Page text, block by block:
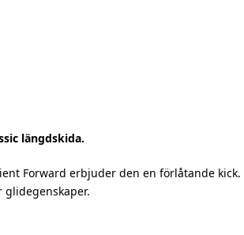
längdskida.
Forward erbjuder den en förlåtande kick.